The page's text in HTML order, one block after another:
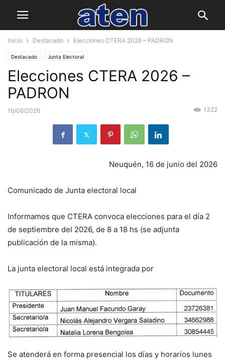
Inicio Destacado Elecciones CTERA 2026 – PADRON
Destacado Junta Electoral
Elecciones CTERA 2026 –
PADRON
16/06/2026 1322
Neuquén, 16 de junio del 2026
Comunicado de Junta electoral local
Informamos que CTERA convoca elecciones para el día 2
de septiembre del 2026, de 8 a 18 hs (se adjunta
publicación de la misma).
La junta electoral local está integrada por
Se atenderá en forma presencial los días y horarios lunes